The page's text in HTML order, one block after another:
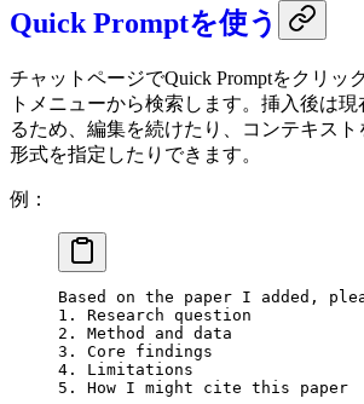
Quick Promptを使う
チャットページでQuick Promptをクリッ
トメニューから検索します。挿入後は
るため、編集を続けたり、コンテキス
形式を指定したりできます。
例：
Based on the paper I added,
1. Research question
2. Method and data
3. Core findings
4. Limitations
5. How I might cite this paper